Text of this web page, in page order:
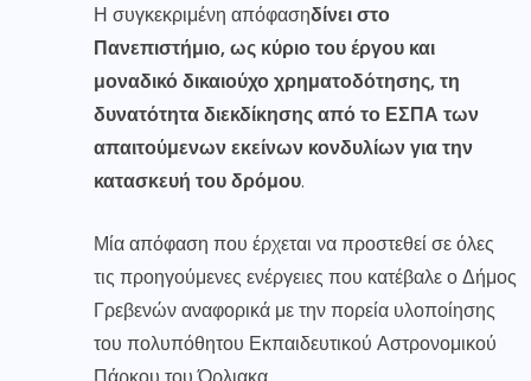
Η συγκεκριμένη απόφασηδίνει στο
Πανεπιστήμιο, ως κύριο του έργου και
μοναδικό δικαιούχο χρηματοδότησης, τη
δυνατότητα διεκδίκησης από το ΕΣΠΑ των
απαιτούμενων εκείνων κονδυλίων για την
κατασκευή του δρόμου.
Μία απόφαση που έρχεται να προστεθεί σε όλες
τις προηγούμενες ενέργειες που κατέβαλε ο Δήμος
Γρεβενών αναφορικά με την πορεία υλοποίησης
του πολυπόθητου Εκπαιδευτικού Αστρονομικού